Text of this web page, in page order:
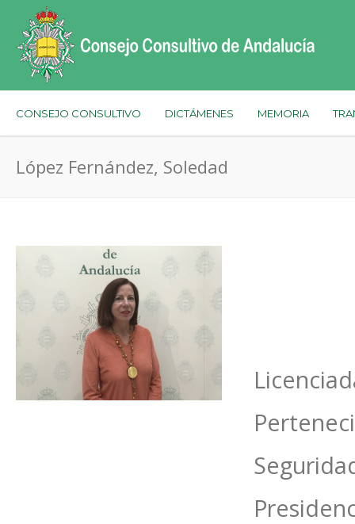
CONSEJO CONSULTIVO DICTÁMENES MEMORIA
López Fernández, Soledad